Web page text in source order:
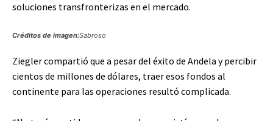
soluciones transfronterizas en el mercado.
Créditos de imagen:Sabroso
Ziegler compartió que a pesar del éxito de Andela y percibir
cientos de millones de dólares, traer esos fondos al
continente para las operaciones resultó complicada.